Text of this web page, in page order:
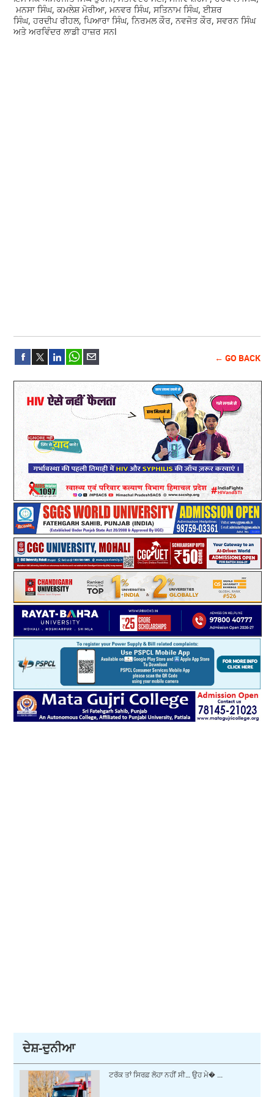
ਮਨਸਾ ਸਿੰਘ, ਕਮਲੇਸ਼ ਮੋਰੀਆ, ਮਨਵਰ ਸਿੰਘ, ਸਤਿਨਾਮ ਸਿੰਘ, ਈਸ਼ਰ
ਸਿੰਘ, ਹਰਦੀਪ ਰੀਹਲ, ਪਿਆਰਾ ਸਿੰਘ, ਨਿਰਮਲ ਕੌਰ, ਨਵਜੋਤ ਕੌਰ, ਸਵਰਨ ਸਿੰਘ
ਅਤੇ ਅਰਵਿੰਦਰ ਲਾਡੀ ਹਾਜ਼ਰ ਸਨl
← GO BACK
ਦੇਸ਼-ਦੁਨੀਆ
ਟਰੱਕ ਤਾਂ ਸਿਰਫ਼ ਲੋਹਾ ਨਹੀਂ ਸੀ… ਉਹ ਮੇ� ...